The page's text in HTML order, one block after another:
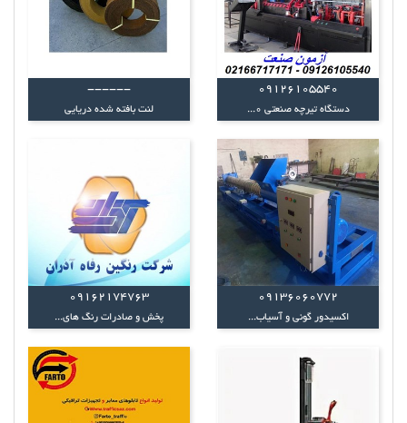
09126105540
دستگاه تیرچه صنعتی 0...
------
لنت بافته شده دریایی
09136060772
اکسیدور گونی و آسیاب...
09162174763
پخش و صادرات رنگ های...